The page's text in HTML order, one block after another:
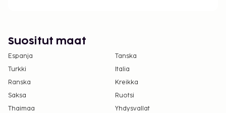
Suositut maat
Espanja
Tanska
Turkki
Italia
Ranska
Kreikka
Saksa
Ruotsi
Thaimaa
Yhdysvallat